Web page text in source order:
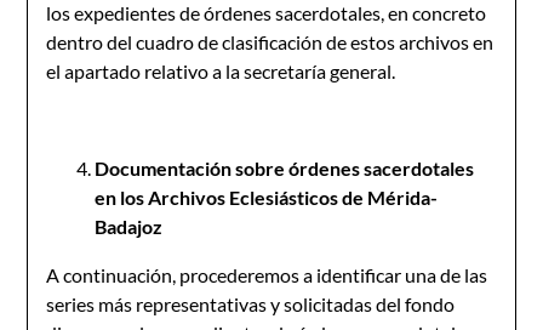
los expedientes de órdenes sacerdotales, en concreto
dentro del cuadro de clasificación de estos archivos en
el apartado relativo a la secretaría general.
Documentación sobre órdenes sacerdotales
en los Archivos Eclesiásticos de Mérida-
Badajoz
A continuación, procederemos a identificar una de las
series más representativas y solicitadas del fondo